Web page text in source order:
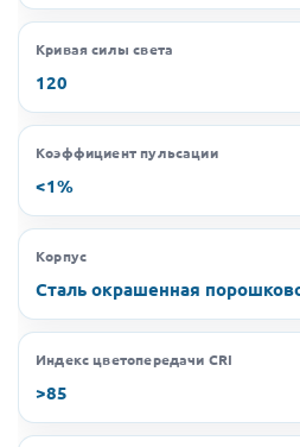
Кривая силы света
120
Коэффициент пульсации
<1%
Корпус
Сталь окрашенная
Индекс цветопередачи CRI
>85